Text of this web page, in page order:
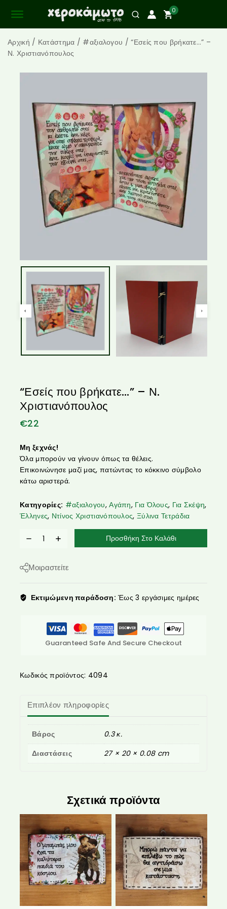
0
Αρχική / Κατάστημα / #αξιαλογου / “Εσείς που βρήκατε…” –
Ν. Χριστιανόπουλος
“Εσείς που βρήκατε…” – Ν.
Χριστιανόπουλος
€22
Μη ξεχνάς!
Όλα μπορούν να γίνουν όπως τα θέλεις.
Επικοινώνησε μαζί μας, πατώντας το κόκκινο σύμβολο
κάτω αριστερά.
Κατηγορίες: #αξιαλογου,Αγάπη, Για Όλους, Για Σκέψη,
Έλληνες, Ντίνος Χριστιανόπουλος, Ξύλινα Τετράδια
Προσθήκη Στο Καλάθι
Μοιραστείτε
Εκτιμώμενη παράδοση: Έως 3 εργάσιμες ημέρες
Guaranteed Safe And Secure Checkout
Κωδικός προϊόντος: 4094
Επιπλέον πληροφορίες
Βάρος
0.3 κ.
Διαστάσεις
27 × 20 × 0.08 cm
Σχετικά προϊόντα